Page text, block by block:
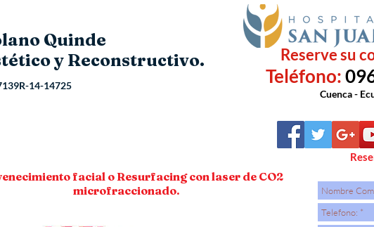
Reserve su
Teléfono:
Cuenca -
Quinde
y Reconstructivo.
14-14725
facial o Resurfacing con laser de CO2
microfraccionado.